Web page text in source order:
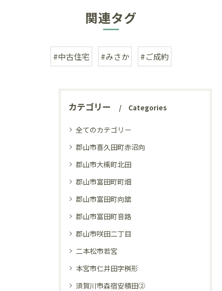
関連タグ
#中古住宅 #みさか #ご成約
カテゴリー Categories
全てのカテゴリー
郡山市喜久田町赤沼向
郡山市大槻町北田
郡山市富田町町畑
郡山市富田町向舘
郡山市富田町音路
郡山市咲田二丁目
二本松市若宮
本宮市仁井田字桝形
須賀川市森宿安積田②